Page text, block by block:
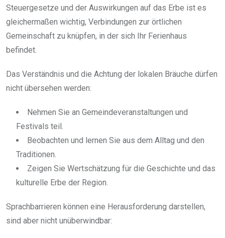
Steuergesetze und der Auswirkungen auf das Erbe ist es
gleichermaßen wichtig, Verbindungen zur örtlichen
Gemeinschaft zu knüpfen, in der sich Ihr Ferienhaus
befindet.
Das Verständnis und die Achtung der lokalen Bräuche dürfen
nicht übersehen werden:
Nehmen Sie an Gemeindeveranstaltungen und
Festivals teil.
Beobachten und lernen Sie aus dem Alltag und den
Traditionen.
Zeigen Sie Wertschätzung für die Geschichte und das
kulturelle Erbe der Region.
Sprachbarrieren können eine Herausforderung darstellen,
sind aber nicht unüberwindbar: